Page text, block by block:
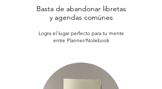
Basta de abandonar libretas
y agendas comúnes
Logra el lugar perfecto para tu mente
entre Planner/Notebook